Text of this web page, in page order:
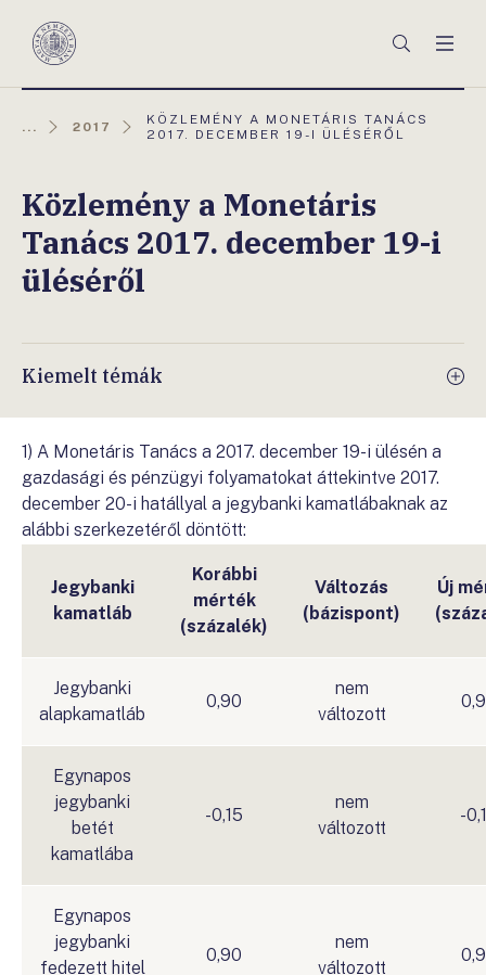
Magyar
Keresés
... 2017
AKTUÁLIS
OLDAL:
KÖZLEMÉNY A MONETÁRIS TANÁCS
2017. DECEMBER 19-I ÜLÉSÉRŐL
Közlemény a Monetáris
Tanács 2017. december 19-i
üléséről
Kiemelt témák
1) A Monetáris Tanács a 2017. december 19-i ülésén a
gazdasági és pénzügyi folyamatokat áttekintve 2017.
december 20-i hatállyal a jegybanki kamatlábaknak az
alábbi szerkezetéről döntött:
Jegybanki
kamatláb
Korábbi
mérték
(százalék)
Változás
(bázispont)
Új
Jegybanki
alapkamatláb
0,90
nem
változott
Egynapos
jegybanki
betét
kamatlába
-0,15
nem
változott
-
Egynapos
jegybanki
fedezett hitel
0,90
nem
változott